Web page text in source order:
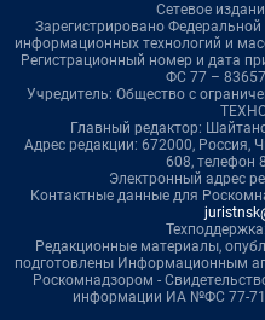
Сетевое
Зарегистрировано
информационных технологий и
Регистрационный номер и дата
ФС 77 –
Учредитель: Общество с
Главный редактор:
Адрес редакции: 672000, Россия,
608, телефон
Электронный адрес
Контактные данные для
Техподдержка:
Редакционные материалы,
подготовлены Информационным
Роскомнадзором -
информации ИА №ФС 77-